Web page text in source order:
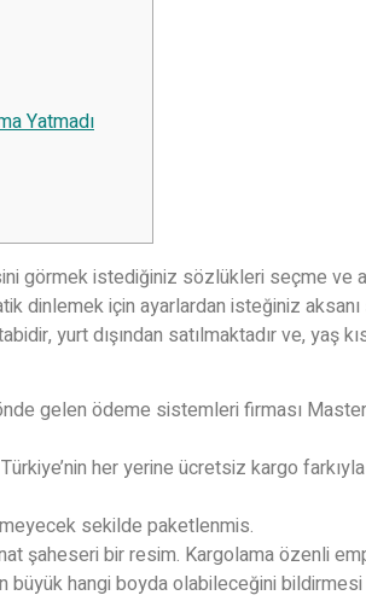
Yatmadı
görmek istediğiniz sözlükleri seçme ve
dinlemek için ayarlardan isteğiniz
yurt dışından satılmaktadır ve, yaş
gelen ödeme sistemleri firması
her yerine ücretsiz kargo
sekilde paketlenmis.
şaheseri bir resim. Kargolama özenli
büyük hangi boyda olabileceğini